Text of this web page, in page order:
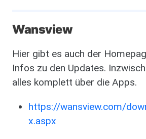
Wansview
Hier gibt es auch der
Infos zu den Updates.
alles komplett über die Apps.
https://wansview.com/
x.aspx